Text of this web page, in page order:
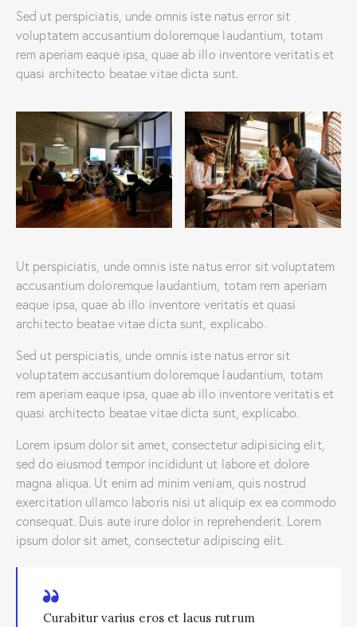
Sed ut perspiciatis, unde omnis iste natus error sit
voluptatem accusantium doloremque laudantium, totam
rem aperiam eaque ipsa, quae ab illo inventore veritatis et
quasi architecto beatae vitae dicta sunt.
Ut perspiciatis, unde omnis iste natus error sit voluptatem
accusantium doloremque laudantium, totam rem aperiam
eaque ipsa, quae ab illo inventore veritatis et quasi
architecto beatae vitae dicta sunt, explicabo.
Sed ut perspiciatis, unde omnis iste natus error sit
voluptatem accusantium doloremque laudantium, totam
rem aperiam eaque ipsa, quae ab illo inventore veritatis et
quasi architecto beatae vitae dicta sunt, explicabo.
Lorem ipsum dolor sit amet, consectetur adipisicing elit,
sed do eiusmod tempor incididunt ut labore et dolore
magna aliqua. Ut enim ad minim veniam, quis nostrud
exercitation ullamco laboris nisi ut aliquip ex ea commodo
consequat. Duis aute irure dolor in reprehenderit. Lorem
ipsum dolor sit amet, consectetur adipiscing elit.
Curabitur varius eros et lacus rutrum